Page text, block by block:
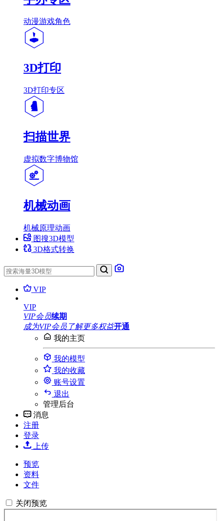
动漫游戏角色
3D打印
3D打印专区
扫描世界
虚拟数字博物馆
机械动画
机械原理动画
图搜3D模型
3D格式转换
VIP
VIP
VIP会员续期
成为VIP会员 了解更多权益开通
我的主页
我的模型
我的收藏
账号设置
退出
管理后台
消息
注册
登录
上传
预览
资料
文件
关闭预览